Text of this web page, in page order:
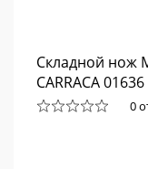
Складной нож
CARRACA 01636
0